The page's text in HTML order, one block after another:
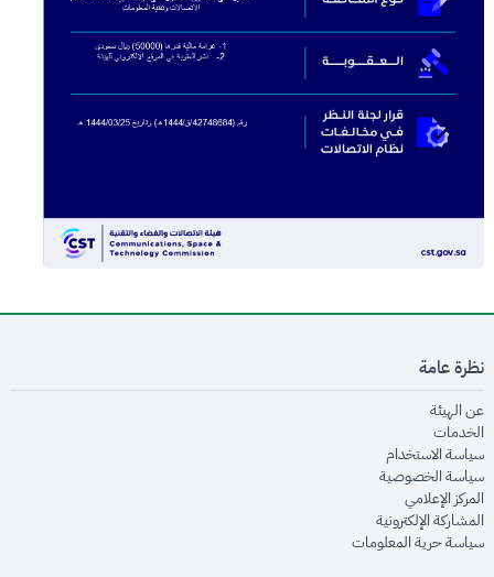
نظرة عامة
عن الهيئةopens in new window
الخدماتopens in new window
سياسة الاستخدام
سياسة الخصوصيةopens in new window
المركز الإعلاميopens in new window
المشاركة الإلكترونيةopens in new window
سياسة حرية المعلوماتopens in new window